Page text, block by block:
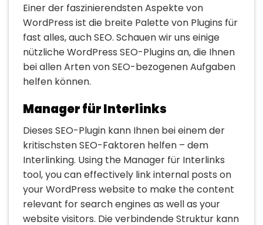
Einer der faszinierendsten Aspekte von
WordPress ist die breite Palette von Plugins für
fast alles, auch SEO. Schauen wir uns einige
nützliche WordPress SEO-Plugins an, die Ihnen
bei allen Arten von SEO-bezogenen Aufgaben
helfen können.
Manager für Interlinks
Dieses SEO-Plugin kann Ihnen bei einem der
kritischsten SEO-Faktoren helfen – dem
Interlinking. Using the Manager für Interlinks
tool, you can effectively link internal posts on
your WordPress website to make the content
relevant for search engines as well as your
website visitors. Die verbindende Struktur kann